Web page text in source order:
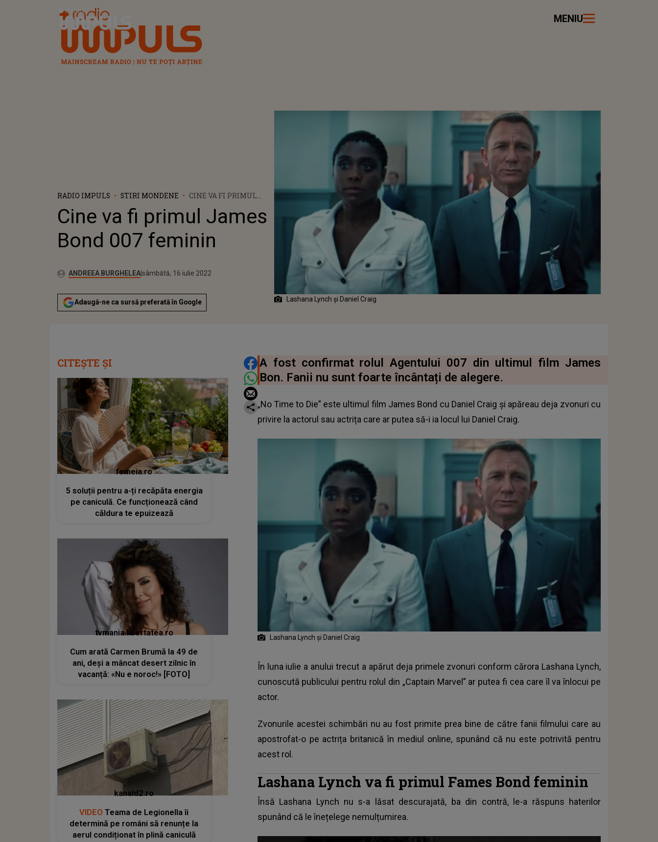
Radio Impuls MENIU
RADIO IMPULS STIRI MONDENE
CINE VA FI PRIMUL
FEMININ
Cine va fi primul James
Bond 007 feminin
Autor:ANDREEA BURGHELEAPublicat:
luni, 9 noiembrie 2020
Actualizat:
sâmbătă, 16 iulie 2022
Adaugă-ne ca sursă preferată în Google Lashana Lynch și Daniel Craig
DISTRIBUIE ARTICOLUL
A fost confirmat rolul Agentului 007 din ultimul film James
Bon. Fanii nu sunt foarte încântați de alegere.
„No Time to Die” este ultimul film James Bond cu Daniel Craig și apăreau deja zvonuri cu
privire la actorul sau actrița care ar putea să-i ia locul lui Daniel Craig.
Lashana Lynch și Daniel Craig
În luna iulie a anului trecut a apărut deja primele zvonuri conform cărora Lashana Lynch,
cunoscută publicului pentru rolul din „Captain Marvel” ar putea fi cea care îl va înlocui pe
actor.
Zvonurile acestei schimbări nu au fost primite prea bine de către fanii filmului care au
apostrofat-o pe actrița britanică în mediul online, spunând că nu este potrivită pentru
acest rol.
Lashana Lynch va fi primul Fames Bond feminin
Însă Lashana Lynch nu s-a lăsat descurajată, ba din contră, le-a răspuns haterilor
spunând că le înețelege nemulțumirea.
CITEȘTE ȘI
femeia.ro
5 soluții pentru a-ți recăpăta energia
pe caniculă. Ce funcționează când
căldura te epuizează
tvmania.libertatea.ro
Cum arată Carmen Brumă la 49 de
ani, deși a mâncat desert zilnic în
vacanță: «Nu e noroc!» [FOTO]
kanald2.ro
VIDEO Teama de Legionella îi
determină pe români să renunțe la
aerul condiționat în plină caniculă